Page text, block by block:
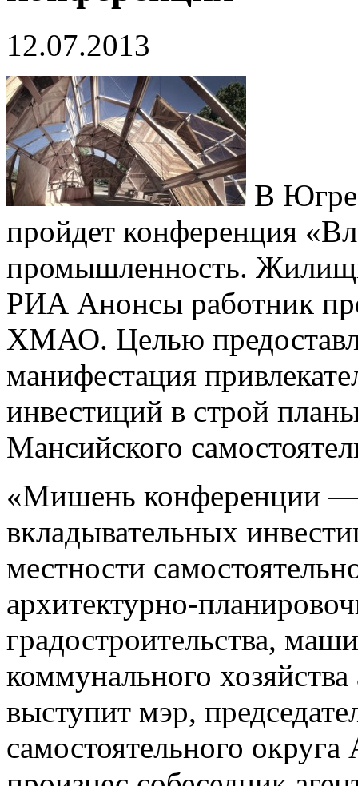
12.07.2013
В Югре
пройдет конференция
промышленность.
РИА Анонсы работник
ХМАО. Целью
манифестация
инвестиций в строй
Мансийского
«Мишень конференции —
вкладывательных
местности
архитектурно-
градостроительства,
коммунального
выступит мэр,
самостоятельного